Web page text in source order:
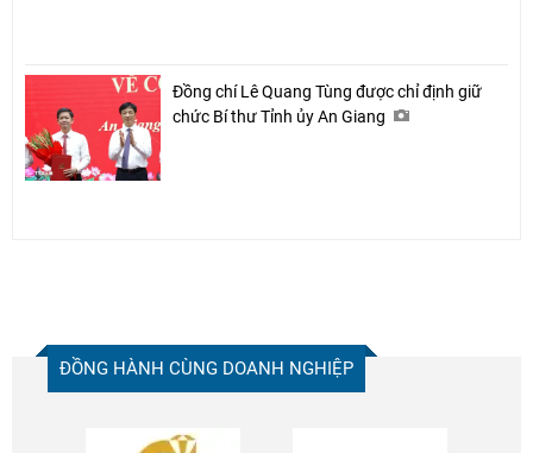
Đồng chí Lê Quang Tùng được chỉ định giữ
chức Bí thư Tỉnh ủy An Giang
ĐỒNG HÀNH CÙNG DOANH NGHIỆP